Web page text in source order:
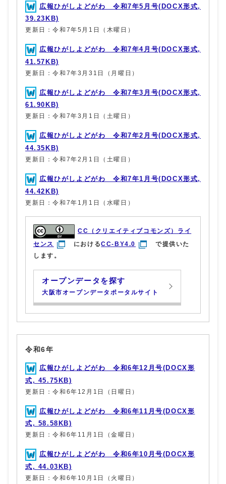
広報ひがしよどがわ 令和7年5月号(DOCX形式,
39.23KB)
更新日：令和7年5月1日（木曜日）
広報ひがしよどがわ 令和7年4月号(DOCX形式,
41.57KB)
更新日：令和7年3月31日（月曜日）
広報ひがしよどがわ 令和7年3月号(DOCX形式,
61.90KB)
更新日：令和7年3月1日（土曜日）
広報ひがしよどがわ 令和7年2月号(DOCX形式,
44.35KB)
更新日：令和7年2月1日（土曜日）
広報ひがしよどがわ 令和7年1月号(DOCX形式,
44.42KB)
更新日：令和7年1月1日（水曜日）
CC（クリエイティブコモンズ）ライ
センス
におけるCC-BY4.0
で提供いた
します。
オープンデータを探す
大阪市オープンデータポータルサイト
令和6年
広報ひがしよどがわ 令和6年12月号(DOCX形
式, 45.75KB)
更新日：令和6年12月1日（日曜日）
広報ひがしよどがわ 令和6年11月号(DOCX形
式, 58.58KB)
更新日：令和6年11月1日（金曜日）
広報ひがしよどがわ 令和6年10月号(DOCX形
式, 44.03KB)
更新日：令和6年10月1日（火曜日）